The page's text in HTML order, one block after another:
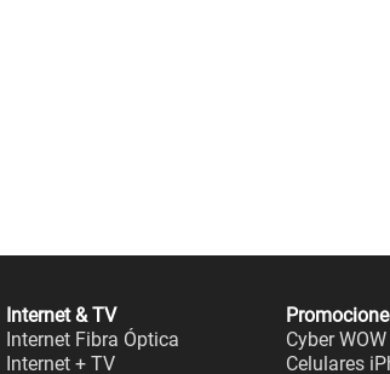
Internet & TV
Internet Fibra Óptica
Internet + TV
Cyber WOW
Celulares